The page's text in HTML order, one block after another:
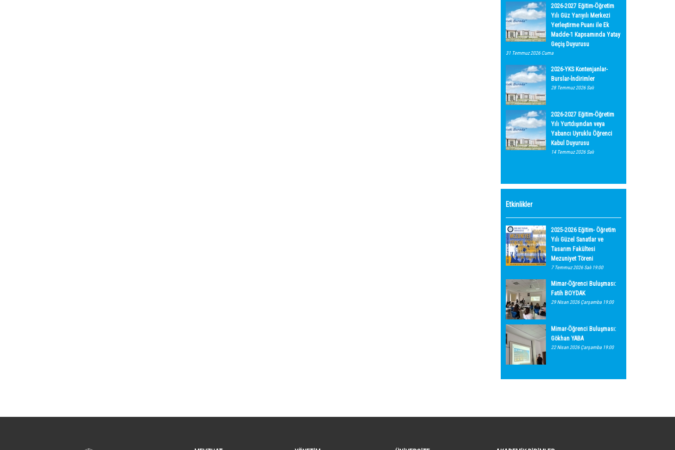
2026-2027 Eğitim-Öğretim
Yılı Güz Yarıyılı Merkezi
Yerleştirme Puanı ile Ek
Madde-1 Kapsamında Yatay
Geçiş Duyurusu
31 Temmuz 2026 Cuma
2026-YKS Kontenjanlar-
Burslar-İndirimler
28 Temmuz 2026 Salı
2026-2027 Eğitim-Öğretim
Yılı Yurtdışından veya
Yabancı Uyruklu Öğrenci
Kabul Duyurusu
14 Temmuz 2026 Salı
Etkinlikler
2025-2026 Eğitim- Öğretim
Yılı Güzel Sanatlar ve
Tasarım Fakültesi
Mezuniyet Töreni
7 Temmuz 2026 Salı 19:00
Mimar-Öğrenci Buluşması:
Fatih BOYDAK
29 Nisan 2026 Çarşamba 19:00
Mimar-Öğrenci Buluşması:
Gökhan YABA
22 Nisan 2026 Çarşamba 19:00